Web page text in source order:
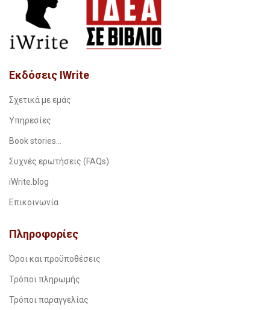
Εκδόσεις IWrite
Σχετικά με εμάς
Υπηρεσίες
Book stories…
Συχνές ερωτήσεις (FAQs)
iWrite.blog
Επικοινωνία
Πληροφορίες
Όροι και προϋποθέσεις
Τρόποι πληρωμής
Τρόποι παραγγελίας